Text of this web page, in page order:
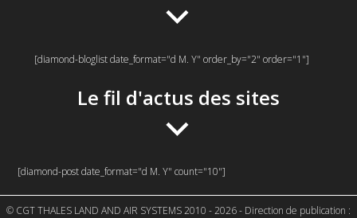
[diamond-bloglist date_format="d M. Y" order_by="2" order="1"]
Le fil d'actus des sites
[diamond-post date_format="d M. Y" count="10"]
© CGT THALES LAND AND AIR SYSTEMS 2010 - 2026 - Direction de publication :